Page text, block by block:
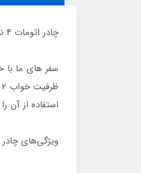
چادر اتومات 4 نفره دو پوش دو درب: انتخابی حرفه‌ای برای سفرهای شما
سفر های ما با
استفاده از آن
ویژگی‌های